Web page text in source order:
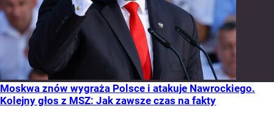
Moskwa znów wygraża Polsce i atakuje Nawrockiego.
Kolejny głos z MSZ: Jak zawsze czas na fakty